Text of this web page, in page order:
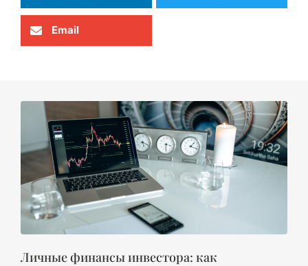
Email
Личные финансы инвестора: как